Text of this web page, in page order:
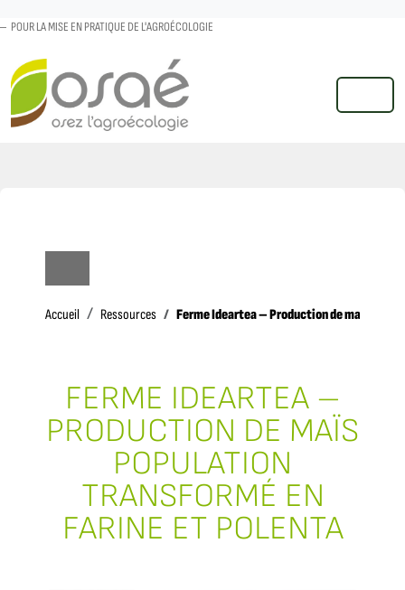
POUR LA MISE EN PRATIQUE DE L'AGROÉCOLOGIE
MENU
Accueil AccueilRessources Ferme Ideartea – Production de maïs
FERME IDEARTEA –
PRODUCTION DE MAÏS
POPULATION
TRANSFORMÉ EN
FARINE ET POLENTA